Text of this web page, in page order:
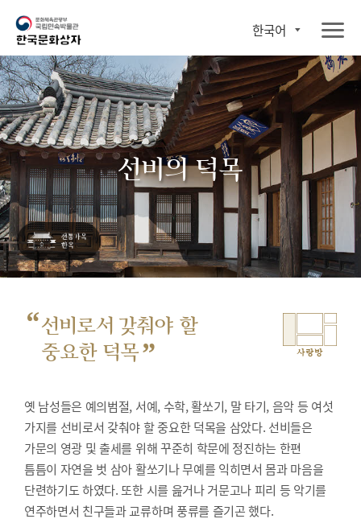
한국어
선비의 덕목
“선비로서 갖춰야 할
중요한 덕목” 사랑방
옛 남성들은 예의범절, 서예, 수학, 활쏘기, 말 타기, 음악 등 여섯
가지를 선비로서 갖춰야 할 중요한 덕목을 삼았다. 선비들은
가문의 영광 및 출세를 위해 꾸준히 학문에 정진하는 한편
틈틈이 자연을 벗 삼아 활쏘기나 무예를 익히면서 몸과 마음을
단련하기도 하였다. 또한 시를 읊거나 거문고나 피리 등 악기를
연주하면서 친구들과 교류하며 풍류를 즐기곤 했다.